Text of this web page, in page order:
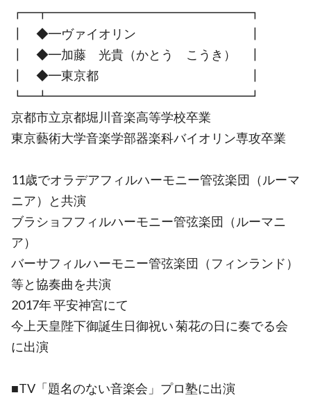
┏━┳━━━━━━━━━━━━━━━━┓
┃ ◆━ヴァイオリン ┃
┃ ◆━加藤 光貴（かとう こうき） ┃
┃ ◆━東京都 ┃
┗━┻━━━━━━━━━━━━━━━━┛
京都市立京都堀川音楽高等学校卒業
東京藝術大学音楽学部器楽科バイオリン専攻卒業
11歳でオラデアフィルハーモニー管弦楽団（ルーマ
ニア）と共演
ブラショフフィルハーモニー管弦楽団（ルーマニ
ア）
バーサフィルハーモニー管弦楽団（フィンランド）
等と協奏曲を共演
2017年 平安神宮にて
今上天皇陛下御誕生日御祝い 菊花の日に奏でる会
に出演
■TV「題名のない音楽会」プロ塾に出演